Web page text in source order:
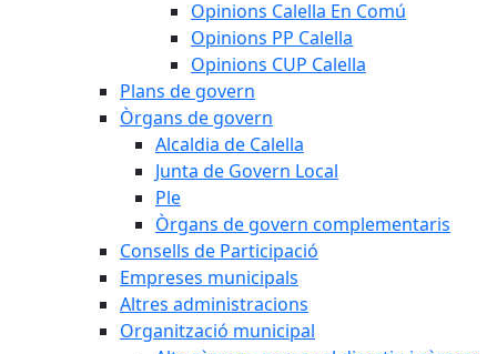
Opinions Calella En Comú
Opinions PP Calella
Opinions CUP Calella
Plans de govern
Òrgans de govern
Alcaldia de Calella
Junta de Govern Local
Ple
Òrgans de govern complementaris
Consells de Participació
Empreses municipals
Altres administracions
Organització municipal